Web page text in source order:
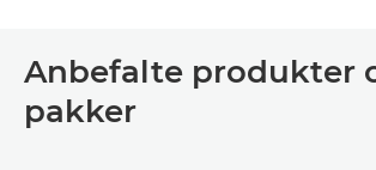
Anbefalte produkter
pakker